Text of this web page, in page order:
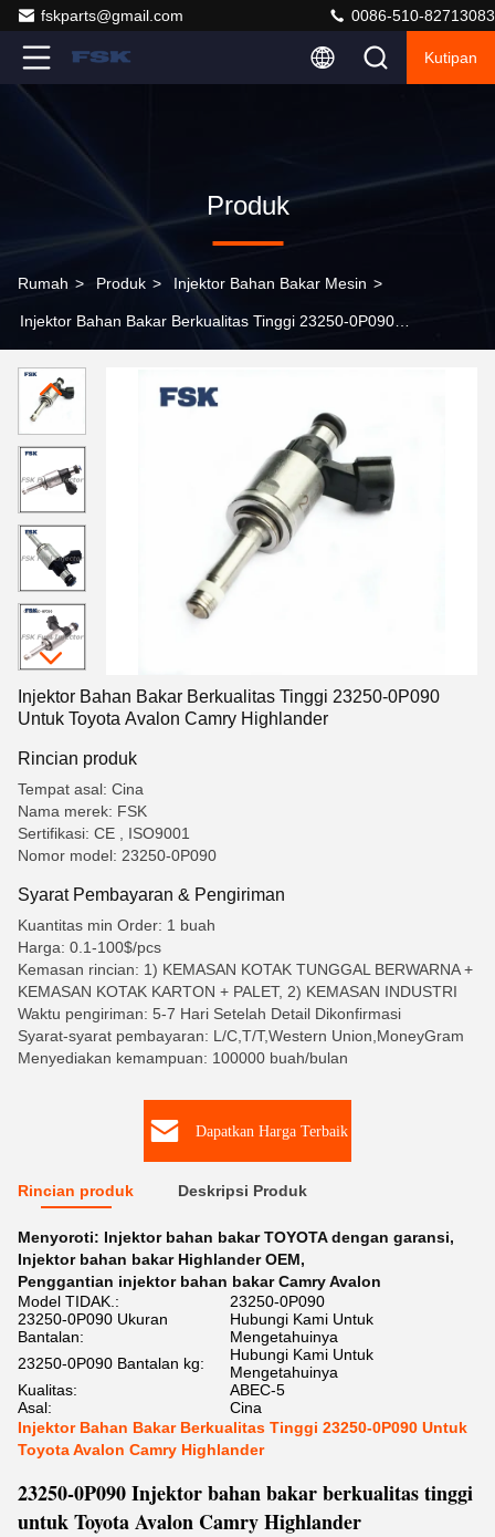
fskparts@gmail.com 0086-510-82713083
Kutipan
Produk
Rumah > Produk > Injektor Bahan Bakar Mesin >
Injektor Bahan Bakar Berkualitas Tinggi 23250-0P090
Injektor Bahan Bakar Berkualitas Tinggi 23250-0P090
Untuk Toyota Avalon Camry Highlander
Rincian produk
Tempat asal: Cina
Nama merek: FSK
Sertifikasi: CE , ISO9001
Nomor model: 23250-0P090
Syarat Pembayaran & Pengiriman
Kuantitas min Order: 1 buah
Harga: 0.1-100$/pcs
Kemasan rincian: 1) KEMASAN KOTAK TUNGGAL BERWARNA +
KEMASAN KOTAK KARTON + PALET, 2) KEMASAN INDUSTRI
Waktu pengiriman: 5-7 Hari Setelah Detail Dikonfirmasi
Syarat-syarat pembayaran: L/C,T/T,Western Union,MoneyGram
Menyediakan kemampuan: 100000 buah/bulan
Dapatkan Harga Terbaik
Rincian produk Deskripsi Produk
Menyoroti: Injektor bahan bakar TOYOTA dengan garansi,
Injektor bahan bakar Highlander OEM,
Penggantian injektor bahan bakar Camry Avalon
Model TIDAK.:
23250-0P090
23250-0P090 Ukuran
Bantalan:
Hubungi Kami Untuk
Mengetahuinya
23250-0P090 Bantalan kg:
Hubungi Kami Untuk
Mengetahuinya
Kualitas:
ABEC-5
Asal:
Cina
Injektor Bahan Bakar Berkualitas Tinggi 23250-0P090 Untuk
Toyota Avalon Camry Highlander
23250-0P090 Injektor bahan bakar berkualitas tinggi
untuk Toyota Avalon Camry Highlander